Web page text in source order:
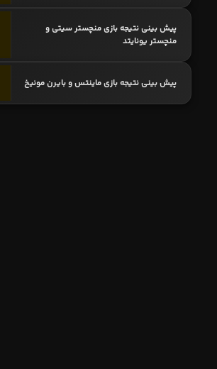
پیش بینی نتیجه بازی منچستر سیتی و
منچستر یونایتد
پیش بینی نتیجه بازی ماینتس و بایرن مونیخ